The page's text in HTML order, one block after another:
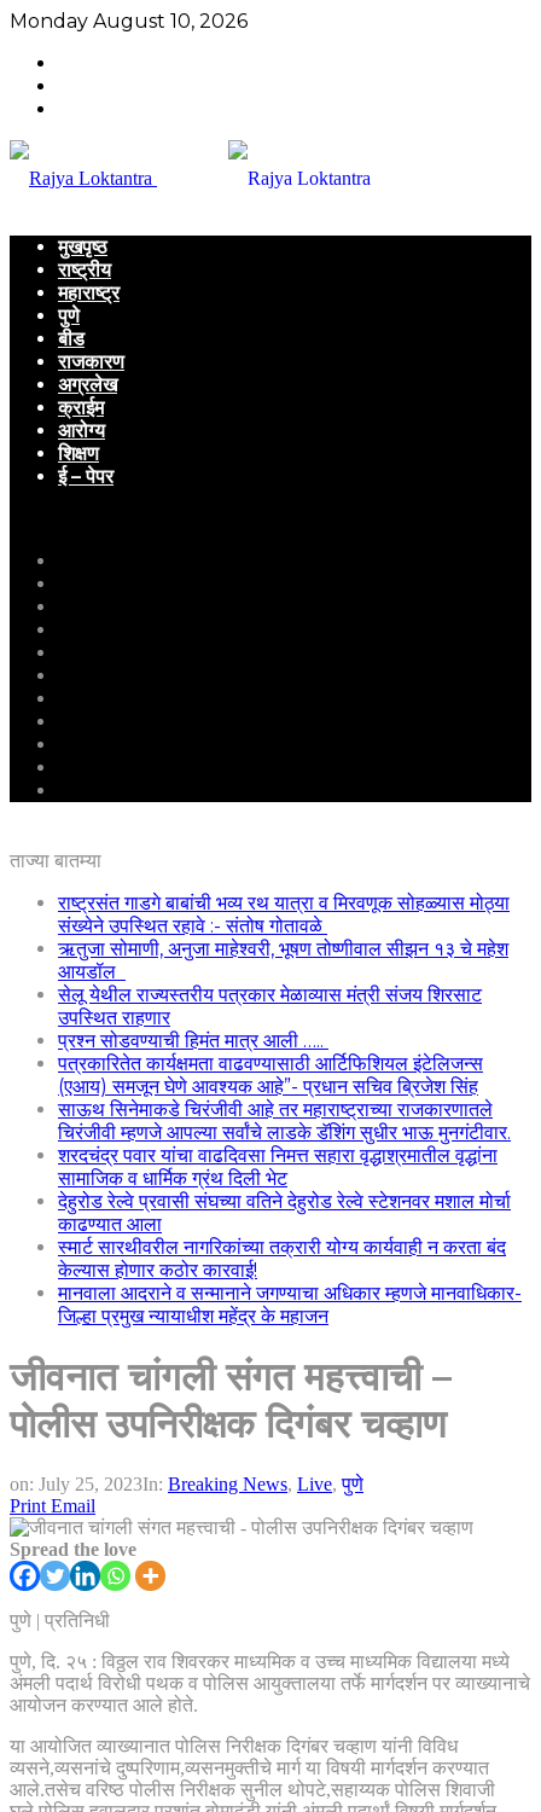
Monday August 10, 2026
मुखपृष्ठ
राष्ट्रीय
महाराष्ट्र
पुणे
बीड
राजकारण
अग्रलेख
क्राईम
आरोग्य
शिक्षण
ई – पेपर
ताज्या बातम्या
राष्ट्रसंत गाडगे बाबांची भव्य रथ यात्रा व मिरवणूक सोहळ्यास मोठ्या
संख्येने उपस्थित रहावे :- संतोष गोतावळे
ऋतुजा सोमाणी, अनुजा माहेश्वरी, भूषण तोष्णीवाल सीझन १३ चे महेश
आयडॉल
सेलू येथील राज्यस्तरीय पत्रकार मेळाव्यास मंत्री संजय शिरसाट
उपस्थित राहणार
प्रश्न सोडवण्याची हिमंत मात्र आली …..
पत्रकारितेत कार्यक्षमता वाढवण्यासाठी आर्टिफिशियल इंटेलिजन्स
(एआय) समजून घेणे आवश्यक आहे”- प्रधान सचिव ब्रिजेश सिंह
साऊथ सिनेमाकडे चिरंजीवी आहे तर महाराष्ट्राच्या राजकारणातले
चिरंजीवी म्हणजे आपल्या सर्वांचे लाडके डॅशिंग सुधीर भाऊ मुनगंटीवार.
शरदचंद्र पवार यांचा वाढदिवसा निमत्त सहारा वृद्धाश्रमातील वृद्धांना
सामाजिक व धार्मिक ग्रंथ दिली भेट
देहुरोड रेल्वे प्रवासी संघच्या वतिने देहुरोड रेल्वे स्टेशनवर मशाल मोर्चा
काढण्यात आला
स्मार्ट सारथीवरील नागरिकांच्या तक्रारी योग्य कार्यवाही न करता बंद
केल्यास होणार कठोर कारवाई!
मानवाला आदराने व सन्मानाने जगण्याचा अधिकार म्हणजे मानवाधिकार-
जिल्हा प्रमुख न्यायाधीश महेंद्र के महाजन
जीवनात चांगली संगत महत्त्वाची –
पोलीस उपनिरीक्षक दिगंबर चव्हाण
on: July 25, 2023In: Breaking News, Live,पुणे
Print Email
Spread the love
पुणे | प्रतिनिधी
पुणे, दि. २५ : विठ्ठल राव शिवरकर माध्यमिक व उच्च माध्यमिक विद्यालया मध्ये
अंमली पदार्थ विरोधी पथक व पोलिस आयुक्तालया तर्फे मार्गदर्शन पर व्याख्यानाचे
आयोजन करण्यात आले होते.
या आयोजित व्याख्यानात पोलिस निरीक्षक दिगंबर चव्हाण यांनी विविध
व्यसने,व्यसनांचे दुष्परिणाम,व्यसनमुक्तीचे मार्ग या विषयी मार्गदर्शन करण्यात
आले.तसेच वरिष्ठ पोलीस निरीक्षक सुनील थोपटे,सहाय्यक पोलिस शिवाजी